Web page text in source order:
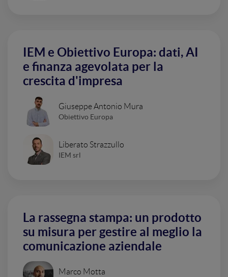
IEM e Obiettivo Europa: dati, AI
e finanza agevolata per la
crescita d'impresa
Giuseppe Antonio Mura
Obiettivo Europa
Liberato Strazzullo
IEM srl
La rassegna stampa: un prodotto
su misura per gestire al meglio la
comunicazione aziendale
Marco Motta